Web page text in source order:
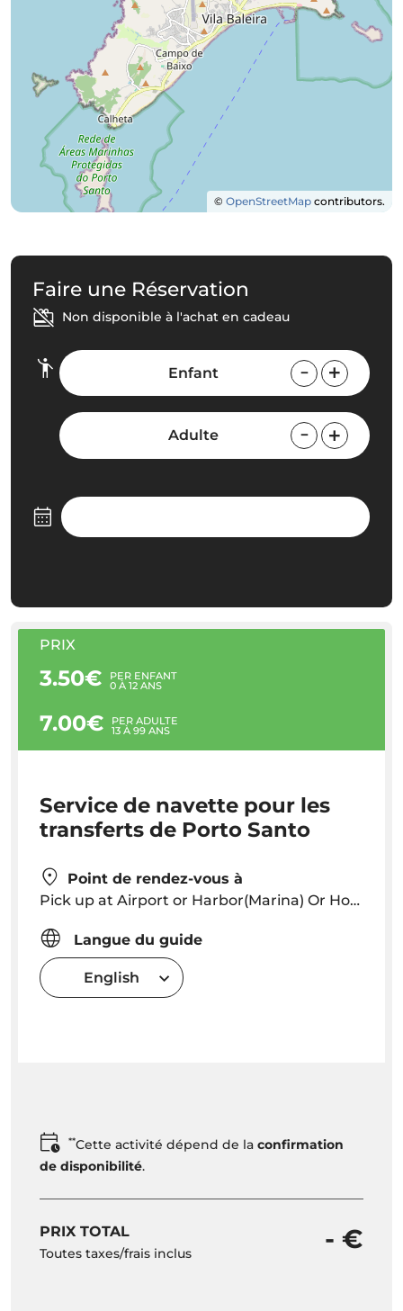
© OpenStreetMap contributors.
Faire une Réservation
Non disponible à l'achat en cadeau
Enfant
Adulte
PRIX
3.50€ PER ENFANT
0 À 12 ANS
7.00€ PER ADULTE
13 À 99 ANS
Service de navette pour les
transferts de Porto Santo
Point de rendez-vous à
Pick up at Airport or Harbor(Marina) Or Hotel or other location (holiday homes, apartments, etc ...)
Langue du guide
English
**Cette activité dépend de la confirmation
de disponibilité.
PRIX TOTAL
Toutes taxes/frais inclus - €